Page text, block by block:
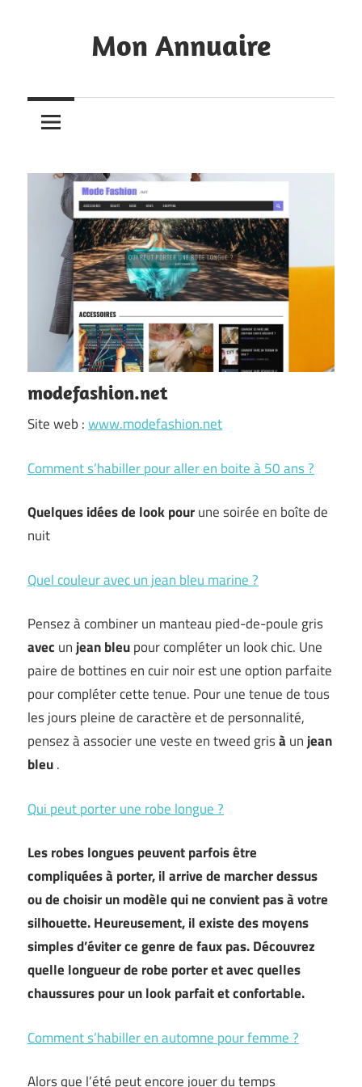
Mon Annuaire
modefashion.net
Site web :www.modefashion.net
Comment s’habiller pour aller en boite à 50 ans ?
Quelques idées de lookpourune soirée en boîte de
nuit
Quel couleur avec un jean bleu marine ?
Pensez à combiner un manteau pied-de-poule gris
avec unjean bleupour compléter un look chic. Une
paire de bottines en cuir noir est une option parfaite
pour compléter cette tenue. Pour une tenue de tous
les jours pleine de caractère et de personnalité,
pensez à associer une veste en tweed grisà unjean
bleu.
Qui peut porter une robe longue ?
Les robes longues peuvent parfois être
compliquées à porter, il arrive de marcher dessus
ou de choisir un modèle qui ne convient pas à votre
silhouette. Heureusement, il existe des moyens
simples d’éviter ce genre de faux pas. Découvrez
quelle longueur de robe porter et avec quelles
chaussures pour un look parfait et confortable.
Comment s’habiller en automne pour femme ?
Alors que l’été peut encore jouer du temps